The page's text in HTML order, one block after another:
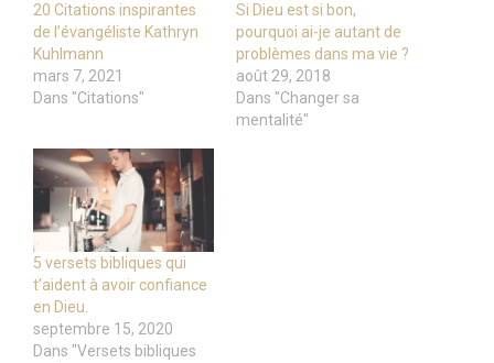
20 Citations inspirantes
de l’évangéliste Kathryn
Kuhlmann
mars 7, 2021
Dans "Citations"
Si Dieu est si bon,
pourquoi ai-je autant de
problèmes dans ma vie ?
août 29, 2018
Dans "Changer sa
mentalité"
5 versets bibliques qui
t’aident à avoir confiance
en Dieu.
septembre 15, 2020
Dans "Versets bibliques